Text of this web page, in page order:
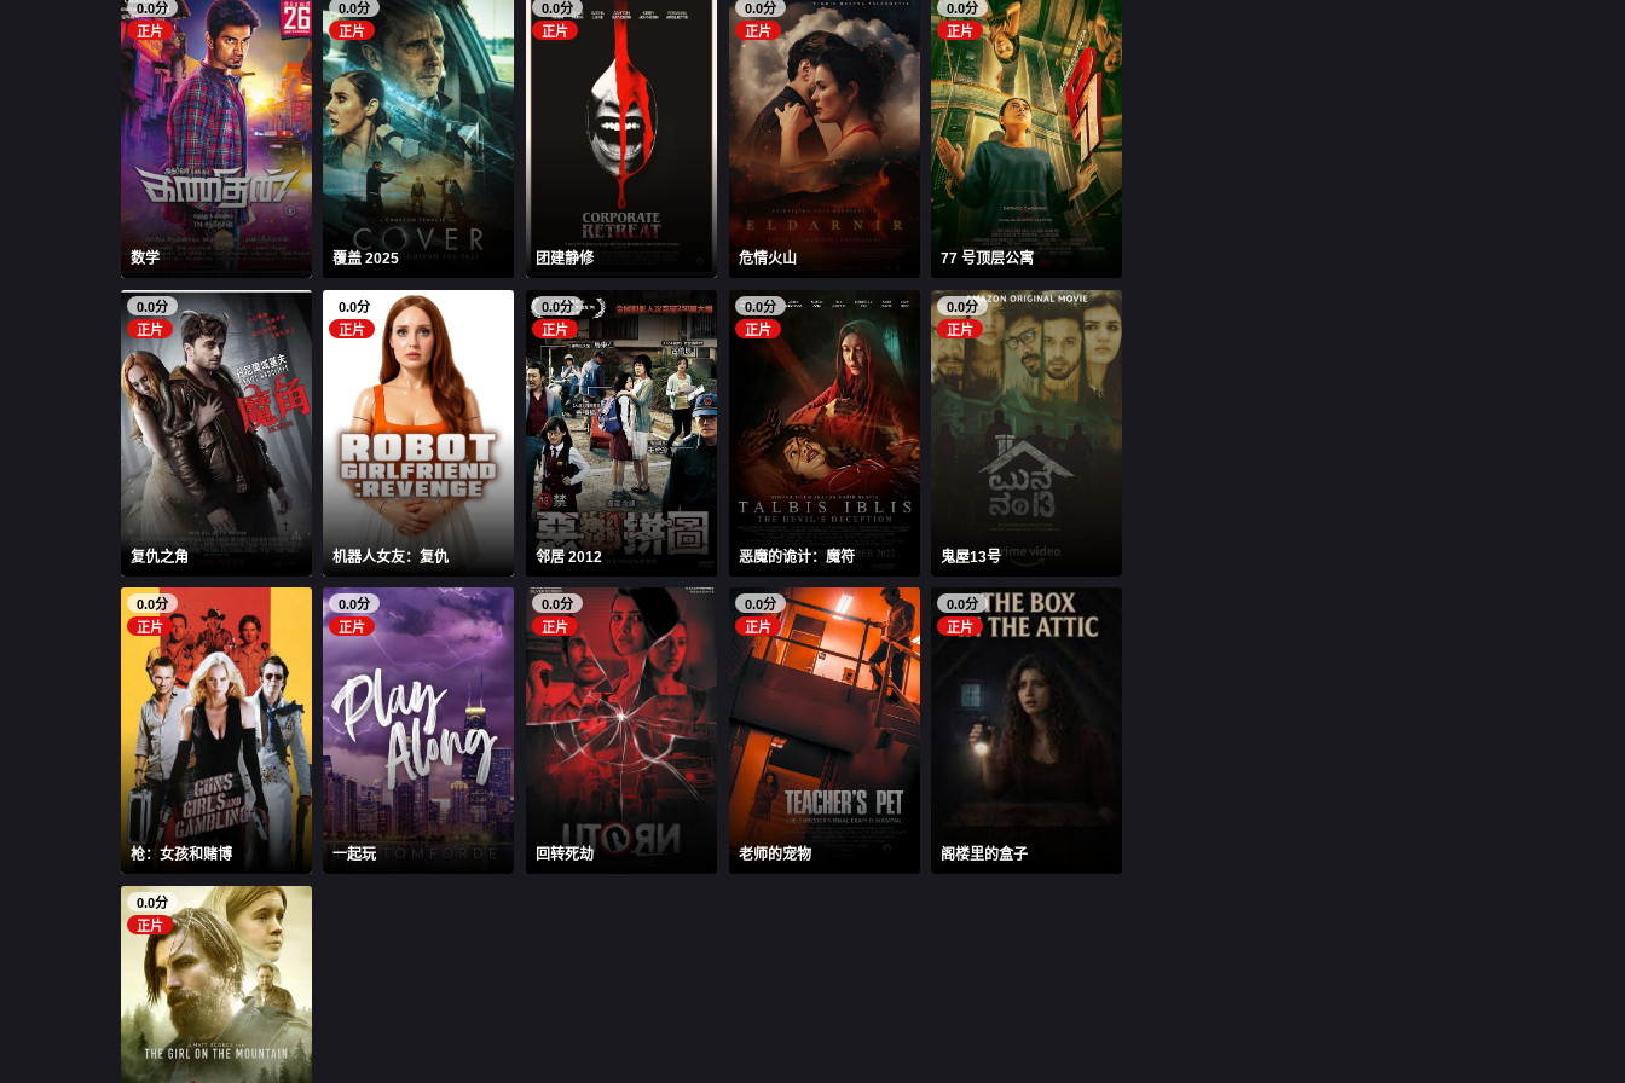
0.0分
正片
数学
0.0分
正片
覆盖 2025
0.0分
正片
团建静修
0.0分
正片
危情火山
0.0分
正片
77 号顶层公寓
0.0分
正片
复仇之角
0.0分
正片
机器人女友：复仇
0.0分
正片
邻居 2012
0.0分
正片
恶魔的诡计：魔符
0.0分
正片
鬼屋13号
0.0分
正片
枪：女孩和赌博
0.0分
正片
一起玩
0.0分
正片
回转死劫
0.0分
正片
老师的宠物
0.0分
正片
阁楼里的盒子
0.0分
正片